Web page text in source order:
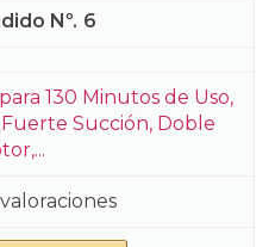
6
130 Minutos de Uso,
Succión, Doble